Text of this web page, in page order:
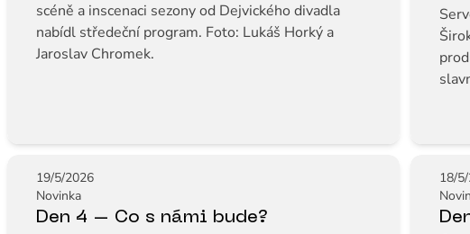
scéně a inscenaci sezony od Dejvického divadla
nabídl středeční program. Foto: Lukáš Horký a
Jaroslav Chromek.
19/5/2026
Novinka
Den 4 – Co s námi bude?
18/